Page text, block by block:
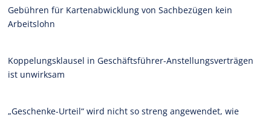
Gebühren für Kartenabwicklung von Sachbezügen kein
Arbeitslohn
Koppelungsklausel in Geschäftsführer-Anstellungsverträgen
ist unwirksam
„Geschenke-Urteil“ wird nicht so streng angewendet, wie